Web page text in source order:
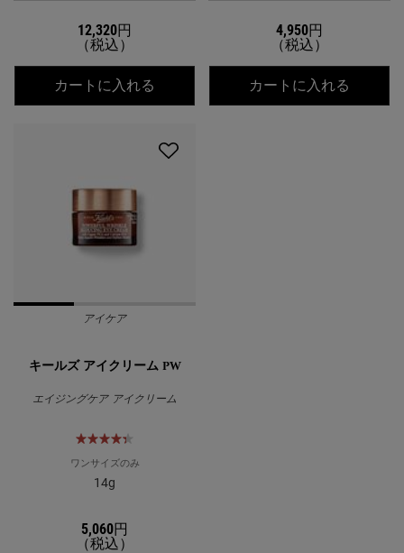
12,320円
（税込）
カートに入れる キールズ DS ライン コンセントレー
4,950円
（税込）
カートに入れる
アイケア
キールズ アイクリーム PW
エイジングケア アイクリーム
ワンサイズのみ
14g
5,060円
（税込）